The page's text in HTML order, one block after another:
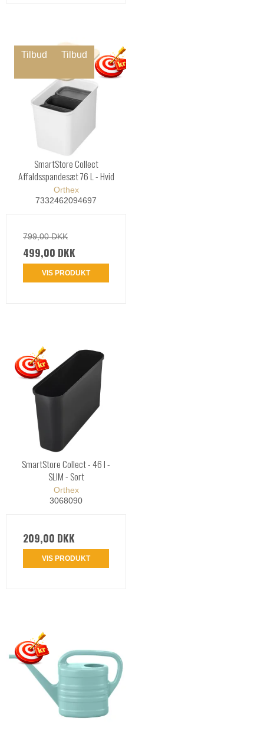
Tilbud Tilbud
SmartStore Collect
Affaldsspandesæt 76 L - Hvid
Orthex
7332462094697
799,00 DKK
499,00 DKK
VIS PRODUKT
SmartStore Collect - 46 l -
SLIM - Sort
Orthex
3068090
209,00 DKK
VIS PRODUKT